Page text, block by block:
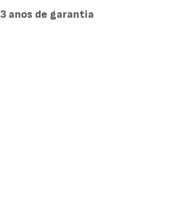
3 anos de garantia